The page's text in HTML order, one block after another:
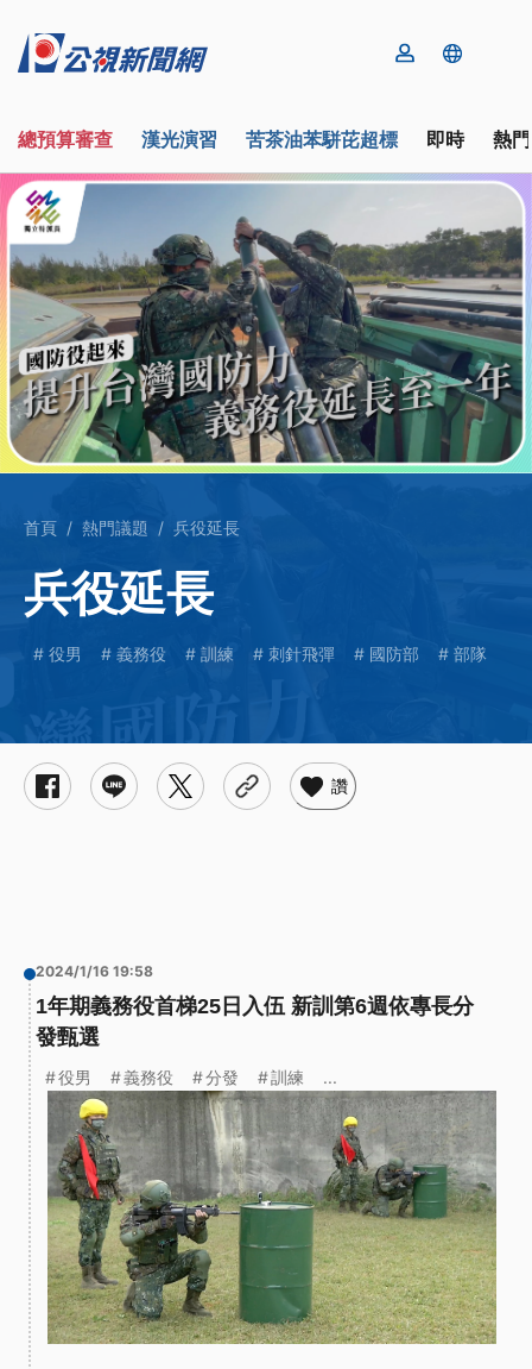
總預算審查 漢光演習 苦茶油苯駢芘超標 即時 熱
首頁 熱門議題 兵役延長
兵役延長
役男 義務役 訓練 刺針飛彈 國防部 部隊
讚
2024/1/16 19:58
1年期義務役首梯25日入伍 新訓第6週依專長分
發甄選
役男 義務役 分發 訓練 ...